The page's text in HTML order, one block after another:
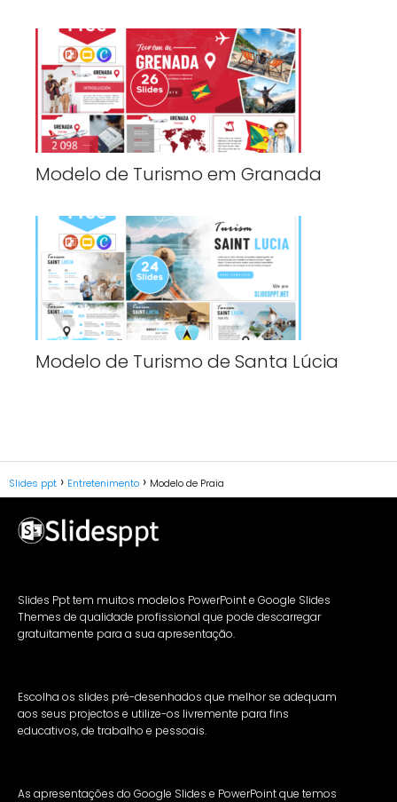
Modelo de Turismo em Granada
Modelo de Turismo de Santa Lúcia
Slides ppt Entretenimento Modelo de Praia
Slides Ppt tem muitos modelos PowerPoint e Google Slides
Themes de qualidade profissional que pode descarregar
gratuitamente para a sua apresentação.
Escolha os slides pré-desenhados que melhor se adequam
aos seus projectos e utilize-os livremente para fins
educativos, de trabalho e pessoais.
As apresentações do Google Slides e PowerPoint que temos